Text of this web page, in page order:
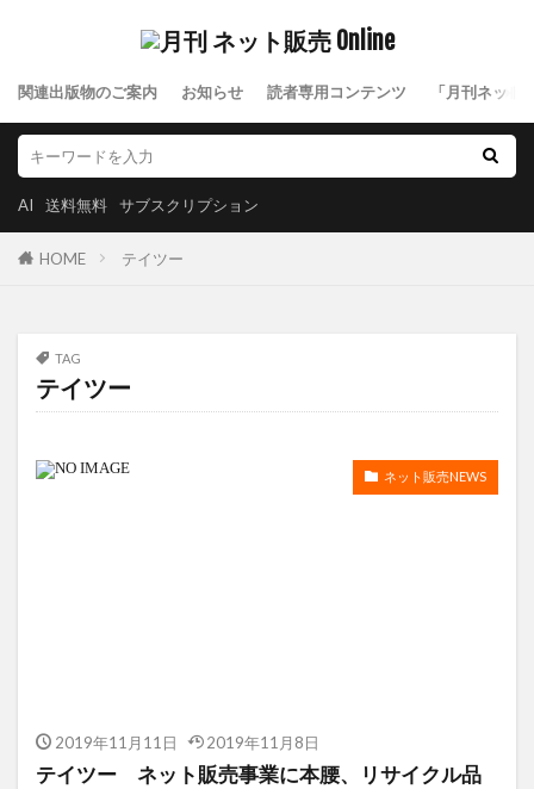
関連出版物のご案内 お知らせ 読者専用コンテンツ 「月刊ネット
AI 送料無料 サブスクリプション
HOME テイツー
TAG
テイツー
ネット販売NEWS
2019年11月11日 2019年11月8日
テイツー ネット販売事業に本腰、リサイクル品